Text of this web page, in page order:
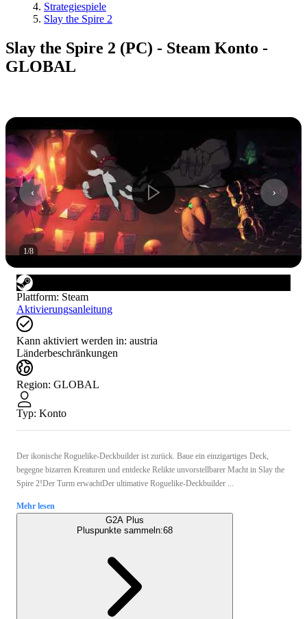
Strategiespiele
Slay the Spire 2
Slay the Spire 2 (PC) - Steam Konto -
GLOBAL
1/8
Plattform: Steam
Aktivierungsanleitung
Kann aktiviert werden in: austria
Länderbeschränkungen
Region: GLOBAL
Typ: Konto
Der ikonische Roguelike-Deckbuilder ist zurück. Baue ein einzigartiges Deck,
begegne bizarren Kreaturen und entdecke Relikte unvorstellbarer Macht in Slay the
Spire 2!Der Turm erwachtDer ultimative Roguelike-Deckbuilder ...
Mehr lesen
G2A Plus
Pluspunkte sammeln:68